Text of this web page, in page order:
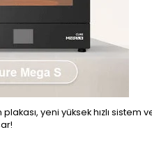
yeni yüksek hızlı sistem